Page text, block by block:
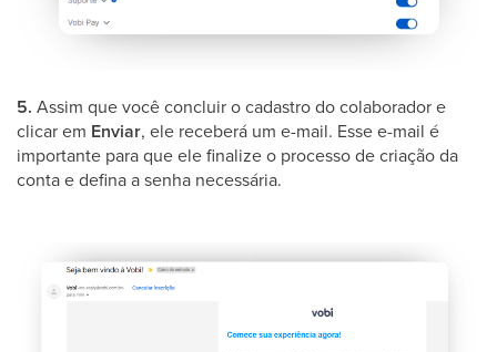
5. Assim que você concluir o cadastro do colaborador e
clicar em Enviar, ele receberá um e-mail. Esse e-mail é
importante para que ele finalize o processo de criação da
conta e defina a senha necessária.